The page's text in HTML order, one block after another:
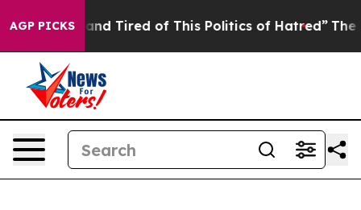
AGP PICKS
Sick and Tired of This Politics of Hatred” The Story